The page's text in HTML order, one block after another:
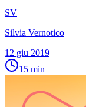
SV
Silvia Vernotico
12 giu 2019
15 min